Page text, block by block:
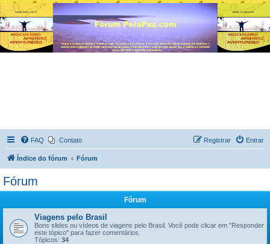
FAQ Contato Entrar
Registrar
Índice do fórum Fórum
Fórum
Fórum
Viagens pelo Brasil
Bons slides ou vídeos de viagens pelo Brasil. Você pode clicar em "Responder
este tópico" para fazer comentários.
Tópicos: 34